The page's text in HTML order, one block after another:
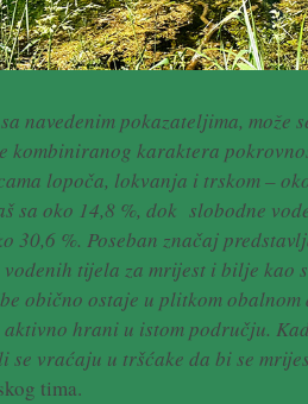
navedenim pokazateljima,
kombiniranog karaktera
lopoča, lokvanja i trskom –
sa oko 14,8 %, dok slobodne
30,6 %. Poseban značaj
vodenih tijela za mrijest i bilje kao
obično ostaje u plitkom
aktivno hrani u istom području.
se vraćaju u tršćake da bi se
tima.